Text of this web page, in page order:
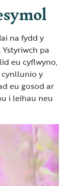
na fydd y
pa
eu cyflwyno,
y
eu gosod ar
i leihau neu